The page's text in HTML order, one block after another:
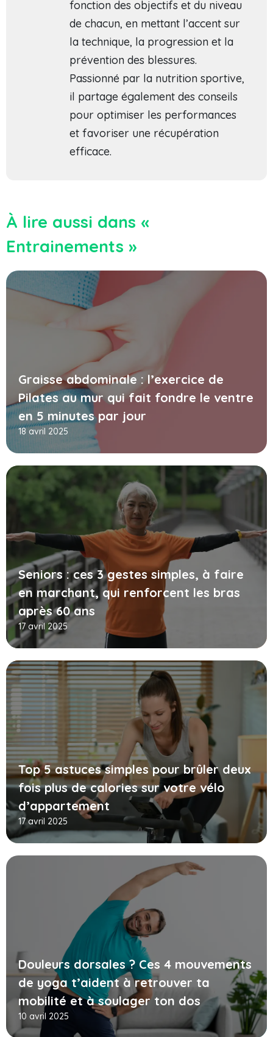
fonction des objectifs et du niveau
de chacun, en mettant l’accent sur
la technique, la progression et la
prévention des blessures.
Passionné par la nutrition sportive,
il partage également des conseils
pour optimiser les performances
et favoriser une récupération
efficace.
À lire aussi dans «
Entrainements »
Graisse abdominale : l’exercice de
Pilates au mur qui fait fondre le ventre
en 5 minutes par jour
18 avril 2025
Seniors : ces 3 gestes simples, à faire
en marchant, qui renforcent les bras
après 60 ans
17 avril 2025
Top 5 astuces simples pour brûler deux
fois plus de calories sur votre vélo
d’appartement
17 avril 2025
Douleurs dorsales ? Ces 4 mouvements
de yoga t’aident à retrouver ta
mobilité et à soulager ton dos
10 avril 2025